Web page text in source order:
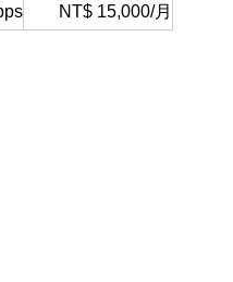
NT$ 15,000/月